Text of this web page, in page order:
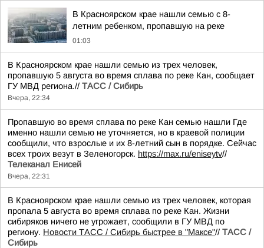
В Красноярском крае нашли семью с 8-
летним ребенком, пропавшую на реке
01:03
В Красноярском крае нашли семью из трех человек,
пропавшую 5 августа во время сплава по реке Кан, сообщает
ГУ МВД региона.// ТАСС / Сибирь
Вчера, 22:34
Пропавшую во время сплава по реке Кан семью нашли Где
именно нашли семью не уточняется, но в краевой полиции
сообщили, что взрослые и их 8-летний сын в порядке. Сейчас
всех троих везут в Зеленогорск. https://max.ru/eniseytv//
Телеканал Енисей
Вчера, 22:31
В Красноярском крае нашли семью из трех человек, которая
пропала 5 августа во время сплава по реке Кан. Жизни
сибиряков ничего не угрожает, сообщили в ГУ МВД по
региону. Новости ТАСС / Сибирь быстрее в "Mаксе"// ТАСС /
Сибирь